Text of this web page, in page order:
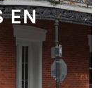
EN